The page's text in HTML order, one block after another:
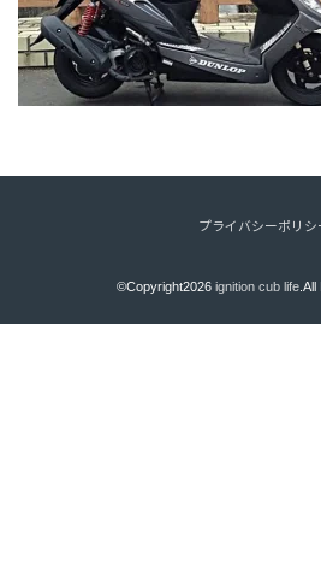
プライバシーポリシ
©Copyright2026 ignition cub life.All